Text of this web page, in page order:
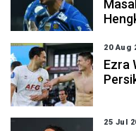
20 Aug
Ezra
25 Jul